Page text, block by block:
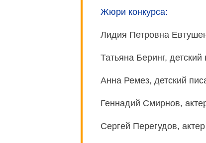
Жюри конкурса:
Лидия Петровна
Татьяна Беринг, детский
Анна Ремез, детский
Геннадий Смирнов,
Сергей Перегудов,